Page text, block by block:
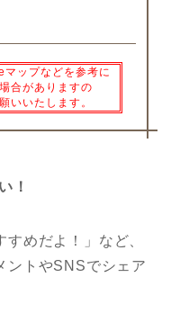
ップなどを参考に
合がありますの
いいたします。
！
すめだよ！」など、
ントやSNSでシェア